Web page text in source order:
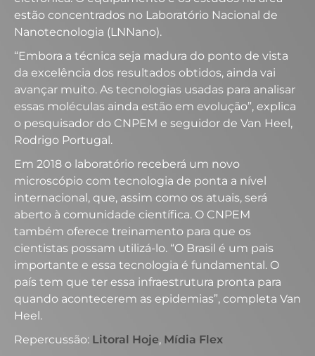
estão concentrados no Laboratório Nacional de
Nanotecnologia (LNNano).
“Embora a técnica seja madura do ponto de vista
da excelência dos resultados obtidos, ainda vai
avançar muito. As tecnologias usadas para analisar
essas moléculas ainda estão em evolução”, explica
o pesquisador do CNPEM e seguidor de Van Heel,
Rodrigo Portugal.
Em 2018 o laboratório receberá um novo
microscópio com tecnologia de ponta a nível
internacional, que, assim como os atuais, será
aberto à comunidade científica. O CNPEM
também oferece treinamento para que os
cientistas possam utilizá-lo. “O Brasil é um pais
importante e essa tecnologia é fundamental. O
país tem que ter essa infraestrutura pronta para
quando acontecerem as epidemias”, completa Van
Heel.
Repercussão: Litoral Hoje, Mídia Flex